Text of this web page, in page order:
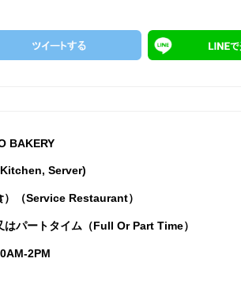
BAKERY
Server)
）（Service Restaurant）
はパートタイム（Full Or Part Time）
2PM